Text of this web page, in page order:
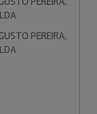
PEREIRA,